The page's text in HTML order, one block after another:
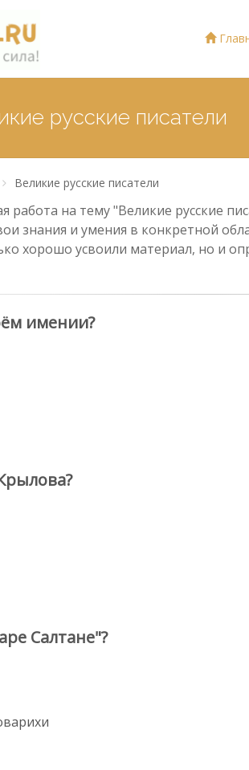
русские писатели
Великие русские писатели
работа на тему "Великие русские
знания и умения в конкретной
хорошо усвоили материал, но и
имении?
Салтане"?